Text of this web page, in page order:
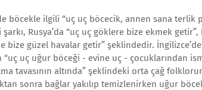
böcekle ilgili “uç uç böcecik, annen sana terlik
Rusya’da “uç uç göklere bize ekmek getir”,
bize güzel havalar getir” şeklindedir.
“uç uç uğur böceği - evine uç - çocuklarından
tavasının altında” şeklindeki orta çağ
sonra bağlar yakılıp temizlenirken uğur